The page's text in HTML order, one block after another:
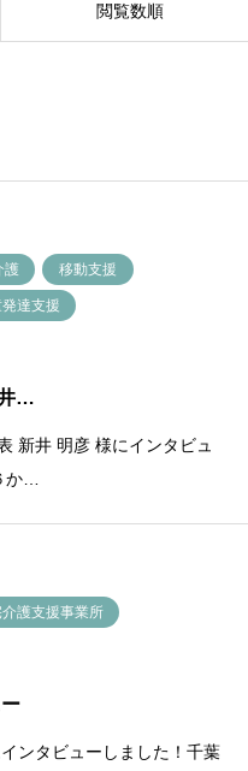
閲覧数順
護 移動支援
発達支援
…
新井 明彦 様にインタビュ
か…
介護支援事業所
ンタビューしました！千葉